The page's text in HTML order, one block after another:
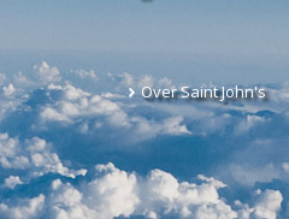
Over Saint John's